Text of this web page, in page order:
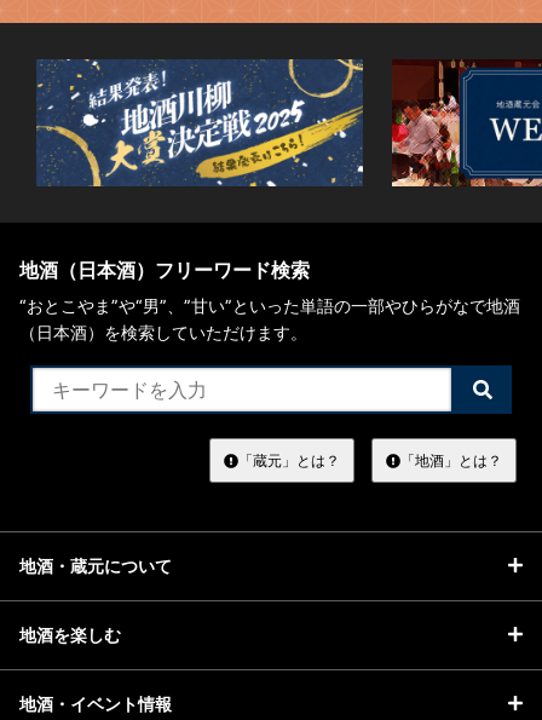
地酒（日本酒）フリーワード検索
“おとこやま”や“男”、”甘い”といった単語の一部やひらがなで地酒
（日本酒）を検索していただけます。
検
索
す
る
「蔵元」とは？ 「地酒」とは？
地酒・蔵元について
地酒を楽しむ
地酒・イベント情報